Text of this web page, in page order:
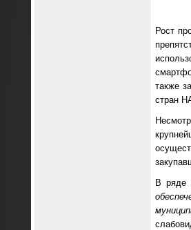
Рост
также
стран
В ряде